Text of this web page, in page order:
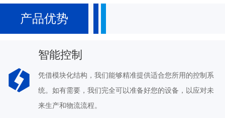
产品优势
智能控制
凭借模块化结构，我们能够精准提供适合您所用的控制系
统。如有需要，我们完全可以准备好您的设备，以应对未
来生产和物流流程。